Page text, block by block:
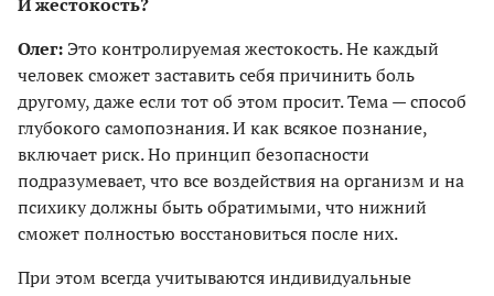
Олег: Это контролируемая жестокость. Не каждый
человек сможет заставить себя причинить боль
другому, даже если тот об этом просит. Тема — способ
глубокого самопознания. И как всякое познание,
включает риск. Но принцип безопасности
подразумевает, что все воздействия на организм и на
психику должны быть обратимыми, что нижний
сможет полностью восстановиться после них.
При этом всегда учитываются индивидуальные